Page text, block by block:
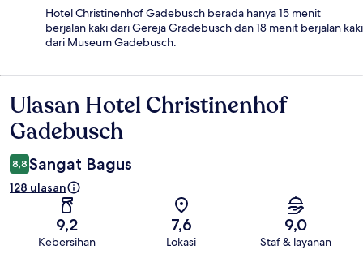
Hotel Christinenhof Gadebusch berada hanya 15 menit
berjalan kaki dari Gereja Gradebusch dan 18 menit berjalan kaki
dari Museum Gadebusch.
Ulasan
Ulasan Hotel Christinenhof
Gadebusch
8,8 Sangat Bagus
128 ulasan
9,2
Kebersihan
7,6
Lokasi
9,0
Staf & layanan